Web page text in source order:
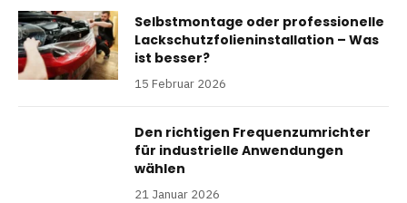
Selbstmontage oder professionelle
Lackschutzfolieninstallation – Was
ist besser?
15 Februar 2026
Den richtigen Frequenzumrichter
für industrielle Anwendungen
wählen
21 Januar 2026